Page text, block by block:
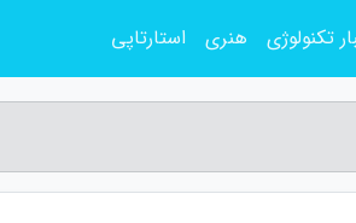
تکنولوژی هنری استارتاپی